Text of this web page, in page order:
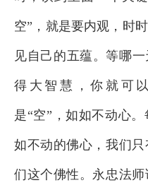
空”，就是要内观，时
见自己的五蕴。等哪
得大智慧，你就可
是“空”，如如不动心
如不动的佛心，我们
们这个佛性。永忠法